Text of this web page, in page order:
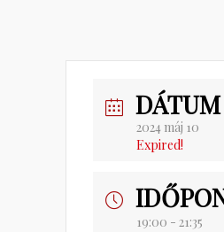
DÁTUM
2024 máj 10
Expired!
19:00 - 21:35